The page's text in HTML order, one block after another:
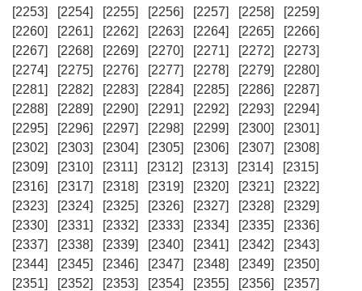
[2253]
[2254] [2255] [2256] [2257] [2258]
[2259]
[2260]
[2261] [2262] [2263] [2264] [2265]
[2266]
[2267]
[2268] [2269] [2270] [2271] [2272]
[2273]
[2274]
[2275] [2276] [2277] [2278] [2279]
[2280]
[2281]
[2282] [2283] [2284] [2285] [2286]
[2287]
[2288]
[2289] [2290] [2291] [2292] [2293]
[2294]
[2295]
[2296] [2297] [2298] [2299] [2300]
[2301]
[2302]
[2303] [2304] [2305] [2306] [2307]
[2308]
[2309]
[2310] [2311] [2312] [2313] [2314]
[2315]
[2316]
[2317] [2318] [2319] [2320] [2321]
[2322]
[2323]
[2324] [2325] [2326] [2327] [2328]
[2329]
[2330]
[2331] [2332] [2333] [2334] [2335]
[2336]
[2337]
[2338] [2339] [2340] [2341] [2342]
[2343]
[2344]
[2345] [2346] [2347] [2348] [2349]
[2350]
[2351]
[2352] [2353] [2354] [2355] [2356]
[2357]